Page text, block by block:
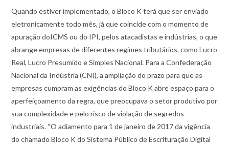
Quando estiver implementado, o Bloco K terá que ser enviado
eletronicamente todo mês, já que coincide com o momento de
apuração doICMS ou do IPI, pelos atacadistas e indústrias, o que
abrange empresas de diferentes regimes tributários, como Lucro
Real, Lucro Presumido e Simples Nacional. Para a Confederação
Nacional da Indústria (CNI), a ampliação do prazo para que as
empresas cumpram as exigências do Bloco K abre espaço para o
aperfeiçoamento da regra, que preocupava o setor produtivo por
sua complexidade e pelo risco de violação de segredos
industriais. “O adiamento para 1 de janeiro de 2017 da vigência
do chamado Bloco K do Sistema Público de Escrituração Digital